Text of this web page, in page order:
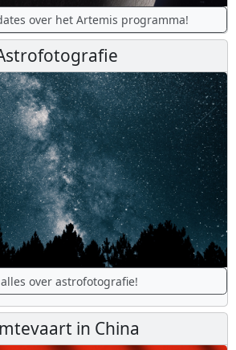
over het Artemis programma!
over astrofotografie!
in China